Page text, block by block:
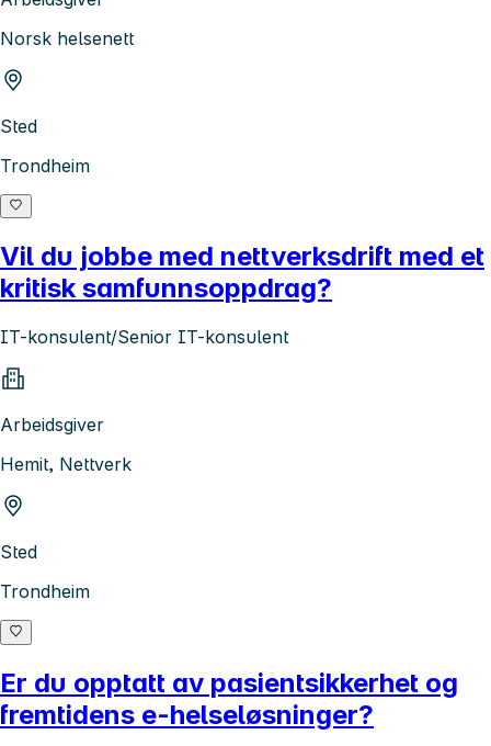
Norsk helsenett
Sted
Trondheim
Vil du jobbe med nettverksdrift med et
kritisk samfunnsoppdrag?
IT-konsulent/Senior IT-konsulent
Arbeidsgiver
Hemit, Nettverk
Sted
Trondheim
Er du opptatt av pasientsikkerhet og
fremtidens e-helseløsninger?